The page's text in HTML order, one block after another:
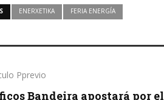
ENERXETIKA FERIA ENERGÍA
Pprevio
Bandeira apostará por el